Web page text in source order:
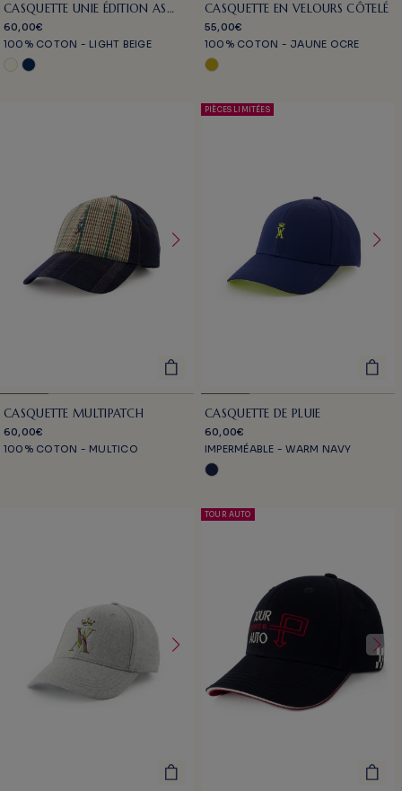
CASQUETTE UNIE ÉDITION AS
MONACO
60,00€
100% COTON - LIGHT BEIGE
CASQUETTE EN VELOURS CÔTELÉ
55,00€
100% COTON - JAUNE OCRE
CASQUETTE MULTIPATCH
60,00€
100% COTON - MULTICO
PIÈCES LIMITÉES
CASQUETTE DE PLUIE
60,00€
IMPERMÉABLE - WARM NAVY
TOUR AUTO